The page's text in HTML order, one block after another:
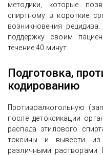
методики, которые
спиртному в короткие
возникновения
поддержку своим
течение 40 минут.
Подготовка,
кодированию
Противоалкогольную
после детоксикации
распада этилового
токсины и вывести
различными растворами.